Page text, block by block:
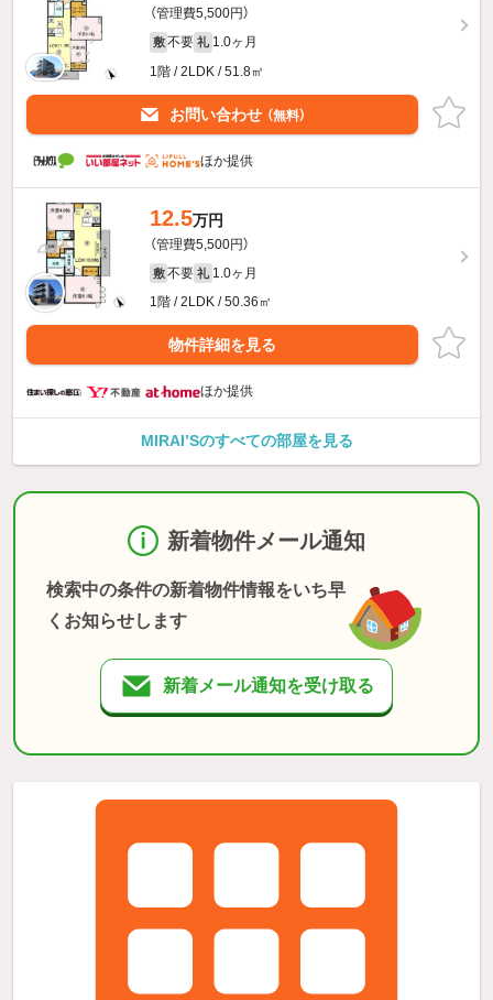
（管理費5,500円）
敷 不要 礼 1.0ヶ月
1階 / 2LDK / 51.8㎡
お問い合わせ （無料）
ほか提供
12.5万円
（管理費5,500円）
敷 不要 礼 1.0ヶ月
1階 / 2LDK / 50.36㎡
物件詳細を見る
ほか提供
MIRAI’Sのすべての部屋を見る
新着物件メール通知
検索中の条件の新着物件情報をいち早
くお知らせします
新着メール通知を受け取る